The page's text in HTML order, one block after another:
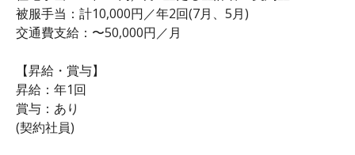
被服手当：計10,000円／年2回(7月、5月)
交通費支給：〜50,000円／月
【昇給・賞与】
昇給：年1回
賞与：あり
(契約社員)